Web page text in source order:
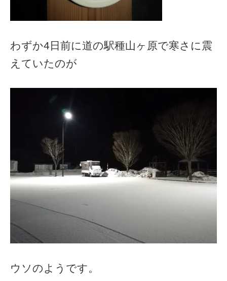
わずか4日前に道の駅種山ヶ原で寒さに震
えていたのが
ウソのようです。